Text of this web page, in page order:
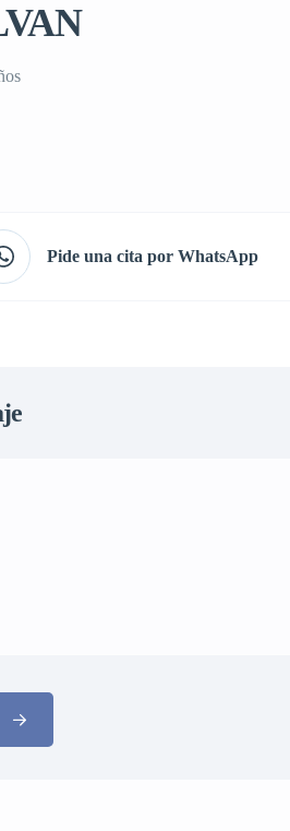
Pide una cita por WhatsApp